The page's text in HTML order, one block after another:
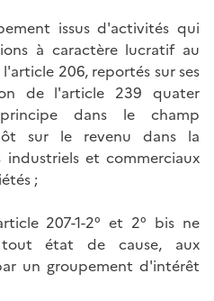
issus d'activités qui
à caractère lucratif au
206, reportés sur ses
de l'article 239 quater
dans le champ
sur le revenu dans la
industriels et commerciaux
;
207-1-2° et 2° bis ne
état de cause, aux
un groupement d'intérêt